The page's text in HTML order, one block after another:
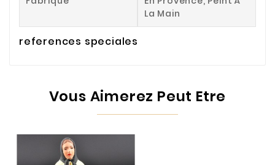
La Main
references speciales
Vous Aimerez Peut Etre